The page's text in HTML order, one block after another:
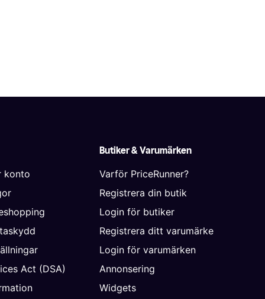
konto
Act (DSA)
Butiker & Varumärken
Varför PriceRunner?
Registrera din butik
Login för butiker
Registrera ditt varumärke
Login för varumärken
Annonsering
Widgets